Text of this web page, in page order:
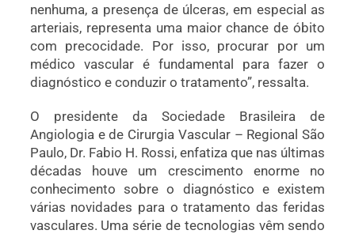
nenhuma, a presença de úlceras, em especial as
arteriais, representa uma maior chance de óbito
com precocidade. Por isso, procurar por um
médico vascular é fundamental para fazer o
diagnóstico e conduzir o tratamento”, ressalta.
O presidente da Sociedade Brasileira de
Angiologia e de Cirurgia Vascular – Regional São
Paulo, Dr. Fabio H. Rossi, enfatiza que nas últimas
décadas houve um crescimento enorme no
conhecimento sobre o diagnóstico e existem
várias novidades para o tratamento das feridas
vasculares. Uma série de tecnologias vêm sendo